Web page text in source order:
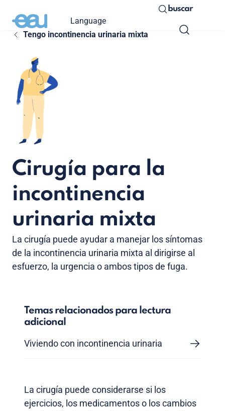
Language
buscar
Tengo incontinencia urinaria mixta
Cirugía para la
incontinencia
urinaria mixta
La cirugía puede ayudar a manejar los síntomas
de la incontinencia urinaria mixta al dirigirse al
esfuerzo, la urgencia o ambos tipos de fuga.
Temas relacionados para lectura
adicional
Viviendo con incontinencia urinaria
La cirugía puede considerarse si los
ejercicios, los medicamentos o los cambios